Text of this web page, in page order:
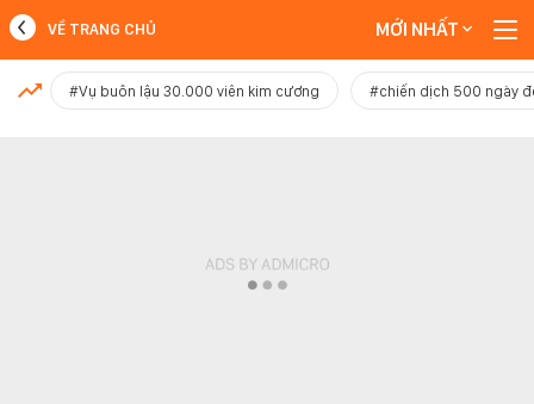
MỚI NHẤT
VỀ TRANG CHỦ MỚI NHẤT
#Vụ buôn lậu 30.000 viên kim cương #chiến dịch 500 ngày